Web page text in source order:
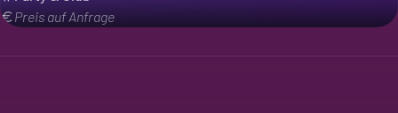
Preis auf Anfrage